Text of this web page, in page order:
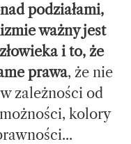
podziałami,
ważny jest
i to, że
prawa, że nie
zależności od
kolory